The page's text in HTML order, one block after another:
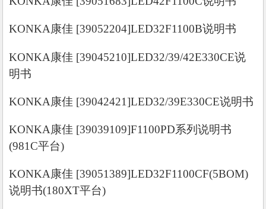
KONKA康佳 [39052204]LED32F1100B说明书
KONKA康佳 [39045210]LED32/39/42E330CE说
明书
KONKA康佳 [39042421]LED32/39E330CE说明书
KONKA康佳 [39039109]F1100PD系列说明书
(981C平台)
KONKA康佳 [39051389]LED32F1100CF(5BOM)
说明书(180XT平台)